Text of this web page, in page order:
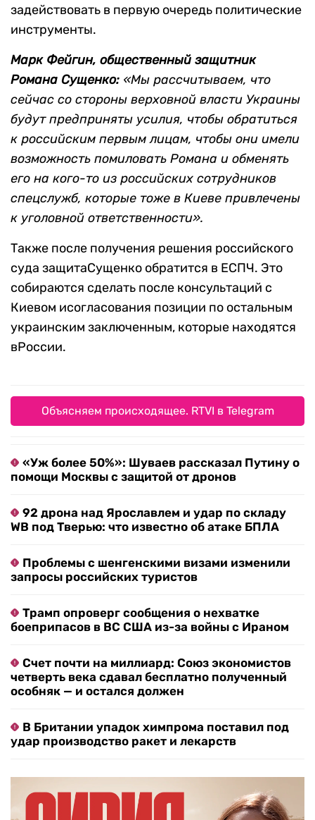
задействовать в первую очередь политические
инструменты.
Марк Фейгин, общественный защитник
Романа Сущенко: «Мы рассчитываем, что
сейчас со стороны верховной власти Украины
будут предприняты усилия, чтобы обратиться
к российским первым лицам, чтобы они имели
возможность помиловать Романа и обменять
его на кого-то из российских сотрудников
спецслужб, которые тоже в Киеве привлечены
к уголовной ответственности».
Также после получения решения российского
суда защитаСущенко обратится в ЕСПЧ. Это
собираются сделать после консультаций с
Киевом исогласования позиции по остальным
украинским заключенным, которые находятся
вРоссии.
Объясняем происходящее. RTVI в Telegram
«Уж более 50%»: Шуваев рассказал Путину о
помощи Москвы с защитой от дронов
92 дрона над Ярославлем и удар по складу
WB под Тверью: что известно об атаке БПЛА
Проблемы с шенгенскими визами изменили
запросы российских туристов
Трамп опроверг сообщения о нехватке
боеприпасов в ВС США из-за войны с Ираном
Счет почти на миллиард: Союз экономистов
четверть века сдавал бесплатно полученный
особняк — и остался должен
В Британии упадок химпрома поставил под
удар производство ракет и лекарств